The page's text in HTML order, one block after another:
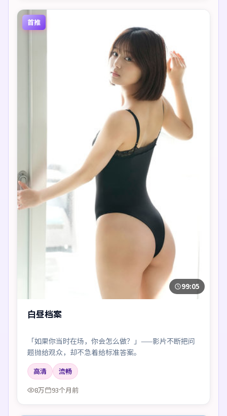
首推
99:05
白昼档案
「如果你当时在场，你会怎么做？」——影片不断把问
题抛给观众，却不急着给标准答案。
高清
流畅
8万
93个月前